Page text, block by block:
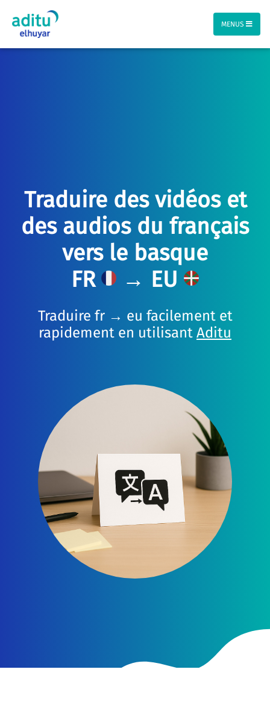
MENUS
Traduire des vidéos et
des audios du français
vers le basque
FR
→ EU
Traduire fr → eu facilement et
rapidement en utilisant Aditu